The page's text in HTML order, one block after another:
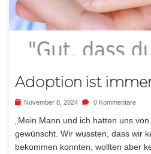
Adoption ist
November 8, 2024 0 Kommentare
„Mein Mann und ich hatten uns
gewünscht. Wir wussten, dass wir
bekommen konnten, wollten aber